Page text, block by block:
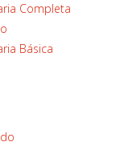
Completa
Básica